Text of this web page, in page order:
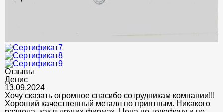
Отзывы
Денис
13.09.2024
Хочу сказать огромное спасибо сотрудникам компании!!!
Хороший качественный металл по приятным. Никакого